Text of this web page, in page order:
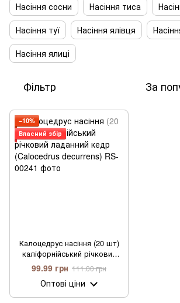
Насіння сосни
Насіння тиса
Насіння туї
Насіння ялівця
Насіння ялиці
Фільтр За
−10%
Власний збір
Калоцедрус насіння (20 шт)
каліфорнійський річковий
ладанний кедр (Calocedrus
decurrens)
99.99 грн 111.00 грн
Оптові ціни